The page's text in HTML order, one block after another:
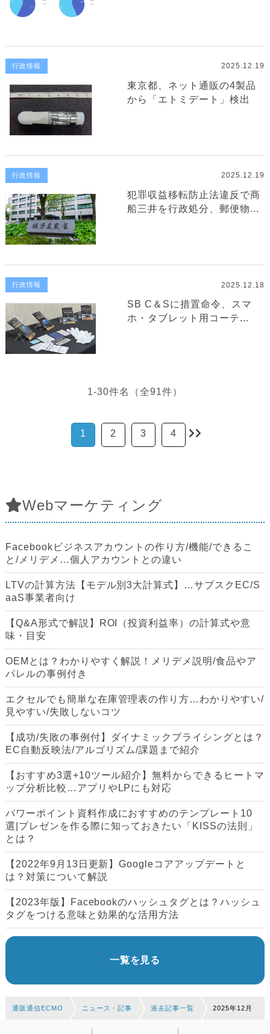
行政情報 2025.12.19
東京都、ネット通販の4製品
から「エトミデート」検出
行政情報 2025.12.19
犯罪収益移転防止法違反で商
船三井を行政処分、郵便物...
行政情報 2025.12.18
SB C＆Sに措置命令、スマ
ホ・タブレット用コーテ...
1-30件名（全91件）
1 2 3 4
Webマーケティング
Facebookビジネスアカウントの作り方/機能/できるこ
と/メリデメ…個人アカウントとの違い
LTVの計算方法【モデル別3大計算式】…サブスクEC/S
aaS事業者向け
【Q&A形式で解説】ROI（投資利益率）の計算式や意
味・目安
OEMとは？わかりやすく解説！メリデメ説明/食品やア
パレルの事例付き
エクセルでも簡単な在庫管理表の作り方…わかりやすい/
見やすい/失敗しないコツ
【成功/失敗の事例付】ダイナミックプライシングとは？
EC自動反映法/アルゴリズム/課題まで紹介
【おすすめ3選+10ツール紹介】無料からできるヒートマ
ップ分析比較…アプリやLPにも対応
パワーポイント資料作成におすすめのテンプレート10
選|プレゼンを作る際に知っておきたい「KISSの法則」
とは？
【2022年9月13日更新】Googleコアアップデートと
は？対策について解説
【2023年版】Facebookのハッシュタグとは？ハッシュ
タグをつける意味と効果的な活用方法
一覧を見る
通販通信ECMO ニュース・記事 過去記事一覧 2025年12月